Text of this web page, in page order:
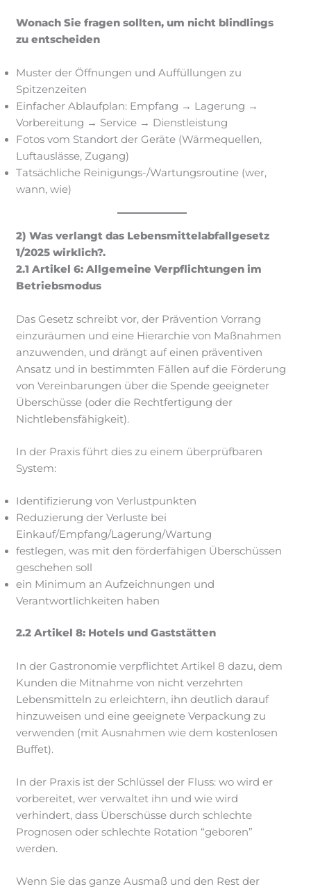
Wonach Sie fragen sollten, um nicht blindlings
zu entscheiden
Muster der Öffnungen und Auffüllungen zu
Spitzenzeiten
Einfacher Ablaufplan: Empfang → Lagerung →
Vorbereitung → Service → Dienstleistung
Fotos vom Standort der Geräte (Wärmequellen,
Luftauslässe, Zugang)
Tatsächliche Reinigungs-/Wartungsroutine (wer,
wann, wie)
2) Was verlangt das Lebensmittelabfallgesetz
1/2025 wirklich?.
2.1 Artikel 6: Allgemeine Verpflichtungen im
Betriebsmodus
Das Gesetz schreibt vor, der Prävention Vorrang
einzuräumen und eine Hierarchie von Maßnahmen
anzuwenden, und drängt auf einen präventiven
Ansatz und in bestimmten Fällen auf die Förderung
von Vereinbarungen über die Spende geeigneter
Überschüsse (oder die Rechtfertigung der
Nichtlebensfähigkeit).
In der Praxis führt dies zu einem überprüfbaren
System:
Identifizierung von Verlustpunkten
Reduzierung der Verluste bei
Einkauf/Empfang/Lagerung/Wartung
festlegen, was mit den förderfähigen Überschüssen
geschehen soll
ein Minimum an Aufzeichnungen und
Verantwortlichkeiten haben
2.2 Artikel 8: Hotels und Gaststätten
In der Gastronomie verpflichtet Artikel 8 dazu, dem
Kunden die Mitnahme von nicht verzehrten
Lebensmitteln zu erleichtern, ihn deutlich darauf
hinzuweisen und eine geeignete Verpackung zu
verwenden (mit Ausnahmen wie dem kostenlosen
Buffet).
In der Praxis ist der Schlüssel der Fluss: wo wird er
vorbereitet, wer verwaltet ihn und wie wird
verhindert, dass Überschüsse durch schlechte
Prognosen oder schlechte Rotation “geboren”
werden.
Wenn Sie das ganze Ausmaß und den Rest der